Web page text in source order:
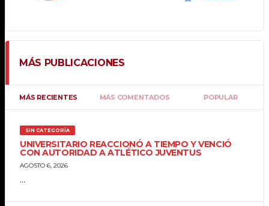
MÁS PUBLICACIONES
MÁS RECIENTES MÁS COMENTADOS POPULAR
SIN CATEGORÍA
UNIVERSITARIO REACCIONÓ A TIEMPO Y VENCIÓ
CON AUTORIDAD A ATLÉTICO JUVENTUS
AGOSTO 6, 2026
...